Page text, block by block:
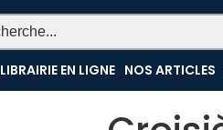
LIBRAIRIE EN LIGNE NOS ARTICLES